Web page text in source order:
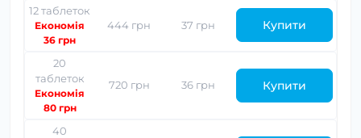
12 таблеток
Економія
36 грн
444 грн 37 грн Купити
20
таблеток
Економія
80 грн
720 грн 36 грн Купити
40